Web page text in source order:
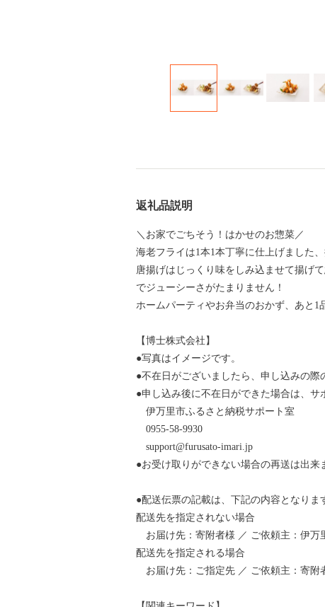
返礼品説明
＼お家でごちそう！はかせのお惣菜／
海老フライは1本1本丁寧に仕上げました
唐揚げはじっくり味をしみ込ませて揚げ
でジューシーさがたまりません！
ホームパーティやお弁当のおかず、あと1
【博士株式会社】
●写真はイメージです。
●不在日がございましたら、申し込みの際
●申し込み後に不在日ができた場合は、サ
伊万里市ふるさと納税サポート室
0955-58-9930
support@furusato-imari.jp
●お受け取りができない場合の再送は出来
●配送伝票の記載は、下記の内容となりま
配送先を指定されない場合
お届け先：寄附者様 ／ ご依頼主：伊万
配送先を指定される場合
お届け先：ご指定先 ／ ご依頼主：寄附